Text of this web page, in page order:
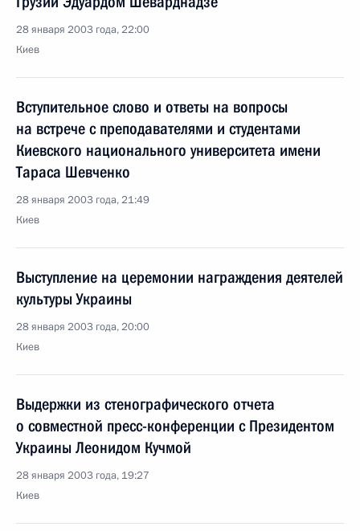
28 января 2003 года, 22:00
Киев
Вступительное слово и ответы на вопросы
на встрече с преподавателями и студентами
Киевского национального университета имени
Тараса Шевченко
28 января 2003 года, 21:49
Киев
Выступление на церемонии награждения деятелей
культуры Украины
28 января 2003 года, 20:00
Киев
Выдержки из стенографического отчета
о совместной пресс-конференции с Президентом
Украины Леонидом Кучмой
28 января 2003 года, 19:27
Киев